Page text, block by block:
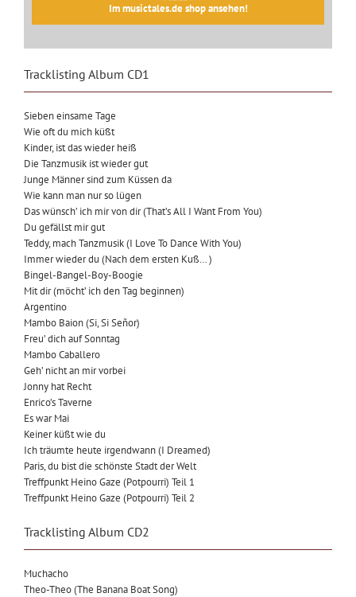
Im musictales.de shop ansehen!
Tracklisting Album CD1
Sieben einsame Tage
Wie oft du mich küßt
Kinder, ist das wieder heiß
Die Tanzmusik ist wieder gut
Junge Männer sind zum Küssen da
Wie kann man nur so lügen
Das wünsch’ ich mir von dir (That’s All I Want From You)
Du gefällst mir gut
Teddy, mach Tanzmusik (I Love To Dance With You)
Immer wieder du (Nach dem ersten Kuß… )
Bingel-Bangel-Boy-Boogie
Mit dir (möcht’ ich den Tag beginnen)
Argentino
Mambo Baion (Si, Si Señor)
Freu’ dich auf Sonntag
Mambo Caballero
Geh’ nicht an mir vorbei
Jonny hat Recht
Enrico’s Taverne
Es war Mai
Keiner küßt wie du
Ich träumte heute irgendwann (I Dreamed)
Paris, du bist die schönste Stadt der Welt
Treffpunkt Heino Gaze (Potpourri) Teil 1
Treffpunkt Heino Gaze (Potpourri) Teil 2
Tracklisting Album CD2
Muchacho
Theo-Theo (The Banana Boat Song)